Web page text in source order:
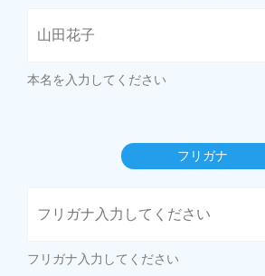
本名を入力してください
フリガナ
フリガナ入力してください